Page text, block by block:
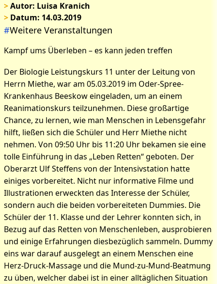
>Autor: Luisa Kranich
> Datum: 14.03.2019
#Weitere Veranstaltungen
Kampf ums Überleben – es kann jeden treffen
Der Biologie Leistungskurs 11 unter der Leitung von
Herrn Miethe, war am 05.03.2019 im Oder-Spree-
Krankenhaus Beeskow eingeladen, um an einem
Reanimationskurs teilzunehmen. Diese großartige
Chance, zu lernen, wie man Menschen in Lebensgefahr
hilft, ließen sich die Schüler und Herr Miethe nicht
nehmen. Von 09:50 Uhr bis 11:20 Uhr bekamen sie eine
tolle Einführung in das „Leben Retten“ geboten. Der
Oberarzt Ulf Steffens von der Intensivstation hatte
einiges vorbereitet. Nicht nur informative Filme und
Illustrationen erweckten das Interesse der Schüler,
sondern auch die beiden vorbereiteten Dummies. Die
Schüler der 11. Klasse und der Lehrer konnten sich, in
Bezug auf das Retten von Menschenleben, ausprobieren
und einige Erfahrungen diesbezüglich sammeln. Dummy
eins war darauf ausgelegt an einem Menschen eine
Herz-Druck-Massage und die Mund-zu-Mund-Beatmung
zu üben, welcher dabei ist in einer alltäglichen Situation
Bilder zum Artikel: Kampf
um das Überleben